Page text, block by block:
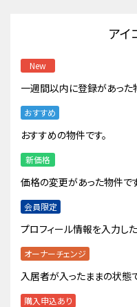
アイ
New
一週間以内に登録があった
おすすめ
おすすめの物件です。
新価格
価格の変更があった物件です
会員限定
プロフィール情報を入力し
オーナーチェンジ
入居者が入ったままの状態
購入申込あり